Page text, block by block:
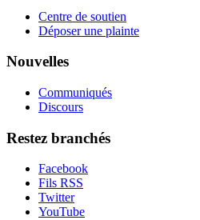
Centre de soutien
Déposer une plainte
Nouvelles
Communiqués
Discours
Restez branchés
Facebook
Fils RSS
Twitter
YouTube